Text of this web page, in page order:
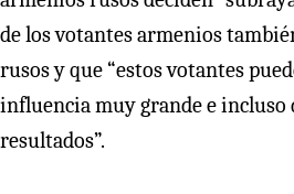
de los votantes armenios
rusos y que “estos votantes
influencia muy grande e incluso
resultados”.